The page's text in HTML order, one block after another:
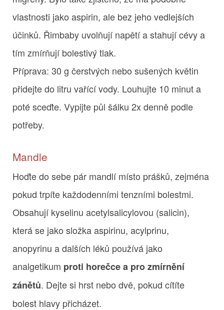
vlastnosti jako aspirin, ale bez jeho vedlejších
účinků. Řimbaby uvolňují napětí a stahují cévy a
tím zmírňují bolestivý tlak.
Příprava: 30 g čerstvých nebo sušených květin
přidejte do litru vařící vody. Louhujte 10 minut a
poté sceďte. Vypijte půl šálku 2x denně podle
potřeby.
Mandle
Hoďte do sebe pár mandlí místo prášků, zejména
pokud trpíte každodenními tenzními bolestmi.
Obsahují kyselinu acetylsalicylovou (salicin),
která se jako složka aspirinu, acylprinu,
anopyrinu a dalších léků používá jako
analgetikum proti horečce a pro zmírnění
zánětů. Dejte si hrst nebo dvě, pokud cítíte
bolest hlavy přicházet.